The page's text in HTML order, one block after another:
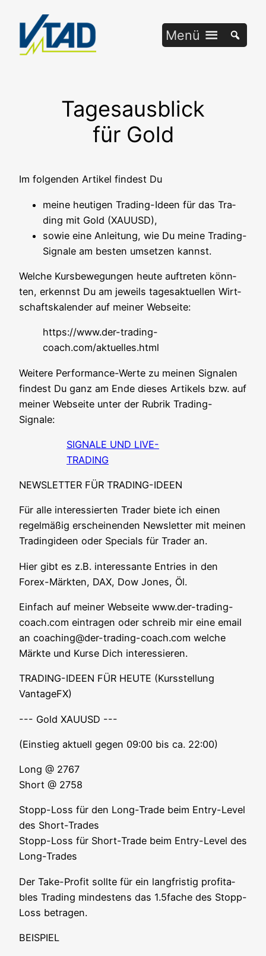
springen
Menü
Tagesausblick
für Gold
Im fol­gen­den Arti­kel fin­dest Du
mei­ne heu­ti­gen Tra­ding-Ideen für das Tra­
ding mit Gold (XAUUSD),
sowie eine Anlei­tung, wie Du mei­ne Tra­ding-
Signa­le am bes­ten umset­zen kannst.
Wel­che Kurs­be­we­gun­gen heu­te auf­tre­ten könn­
ten, erkennst Du am jeweils tages­ak­tu­el­len Wirt­
schafts­ka­len­der auf mei­ner Webseite:
https://www.der-trading-
coach.com/aktuelles.html
Wei­te­re Per­for­mance-Wer­te zu mei­nen Signa­len
fin­dest Du ganz am Ende die­ses Arti­kels bzw. auf
mei­ner Web­sei­te unter der Rubrik Trading-
Signale:
SIGNALE UND LIVE-
TRADING
NEWSLETTER FÜR TRADING-IDEEN
Für alle inter­es­sier­ten Trader bie­te ich einen
regel­mä­ßig erschei­nen­den News­let­ter mit mei­nen
Tra­ding­ideen oder Spe­cials für Trader an.
Hier gibt es z.B. inter­es­san­te Ent­ries in den
Forex-Märk­ten, DAX, Dow Jones, Öl.
Ein­fach auf mei­ner Web­sei­te www.der-trading-
coach.com ein­tra­gen oder schreib mir eine email
an coaching@der-trading-coach.com wel­che
Märk­te und Kur­se Dich interessieren.
TRADING-IDEEN FÜR HEUTE (Kurs­stel­lung
VantageFX)
--- Gold XAUUSD ---
(Ein­stieg aktu­ell gegen 09:00 bis ca. 22:00)
Long @ 2767
Short @ 2758
Stopp-Loss für den Long-Trade beim Ent­ry-Level
des Short-Trades
Stopp-Loss für Short-Trade beim Ent­ry-Level des
Long-Trades
Der Take-Pro­fit soll­te für ein lang­fris­tig pro­fi­ta­
bles Tra­ding min­des­tens das 1.5fache des Stopp-
Loss betragen.
BEISPIEL